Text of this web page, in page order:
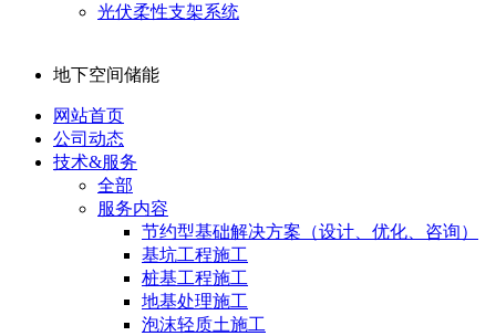
光伏柔性支架系统
地下空间储能
网站首页
公司动态
技术&服务
全部
服务内容
节约型基础解决方案（设计、优化、咨询）
基坑工程施工
桩基工程施工
地基处理施工
泡沫轻质土施工